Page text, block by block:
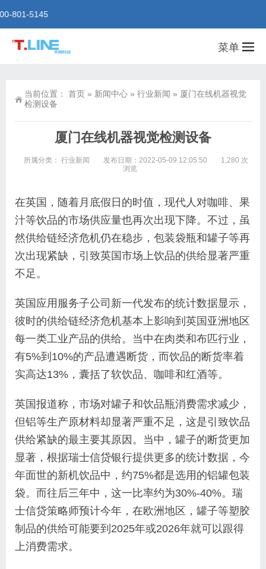
菜单
当前位置： 首页 » 新闻中心 » 行业新闻 » 厦门在线机器视觉
检测设备
厦门在线机器视觉检测设备
所属分类： 行业新闻 发布日期：2022-05-09 12:05:50
1,280 次
浏览
在英国，随着月底假日的时值，现代人对咖啡、果
汁等饮品的市场供应量也再次出现下降。不过，虽
然供给链经济危机仍在稳步，包装袋瓶和罐子等再
次出现紧缺，引致英国市场上饮品的供给显著严重
不足。
英国应用服务子公司新一代发布的统计数据显示，
彼时的供给链经济危机基本上影响到英国亚洲地区
每一类工业产品的供给。当中在肉类和布匹行业，
有5%到10%的产品遭遇断货，而饮品的断货率着
实高达13%，囊括了软饮品、咖啡和红酒等。
英国报道称，市场对罐子和饮品瓶消费需求减少，
但铝等生产原材料却显著严重不足，这是引致饮品
供给紧缺的最主要其原因。当中，罐子的断货更加
显著，根据瑞士信贷银行提供更多的统计数据，今
年面世的新机饮品中，约75%都是选用的铝罐包装
袋。而往后三年中，这一比率约为30%-40%。瑞
士信贷策略师预计今年，在欧洲地区，罐子等塑胶
制品的供给可能要到2025年或2026年就可以跟得
上消费需求。